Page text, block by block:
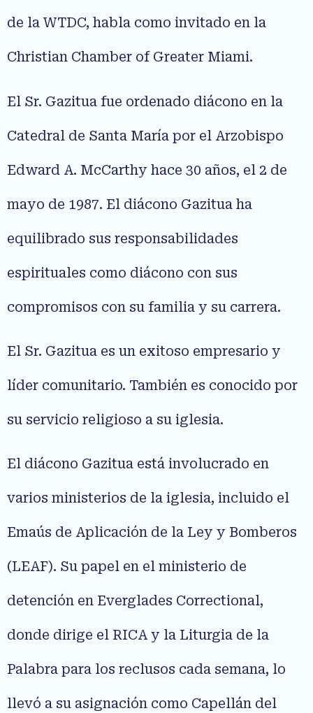
de la WTDC, habla como invitado en la
Christian Chamber of Greater Miami.
El Sr. Gazitua fue ordenado diácono en la
Catedral de Santa María por el Arzobispo
Edward A. McCarthy hace 30 años, el 2 de
mayo de 1987. El diácono Gazitua ha
equilibrado sus responsabilidades
espirituales como diácono con sus
compromisos con su familia y su carrera.
El Sr. Gazitua es un exitoso empresario y
líder comunitario. También es conocido por
su servicio religioso a su iglesia.
El diácono Gazitua está involucrado en
varios ministerios de la iglesia, incluido el
Emaús de Aplicación de la Ley y Bomberos
(LEAF). Su papel en el ministerio de
detención en Everglades Correctional,
donde dirige el RICA y la Liturgia de la
Palabra para los reclusos cada semana, lo
llevó a su asignación como Capellán del